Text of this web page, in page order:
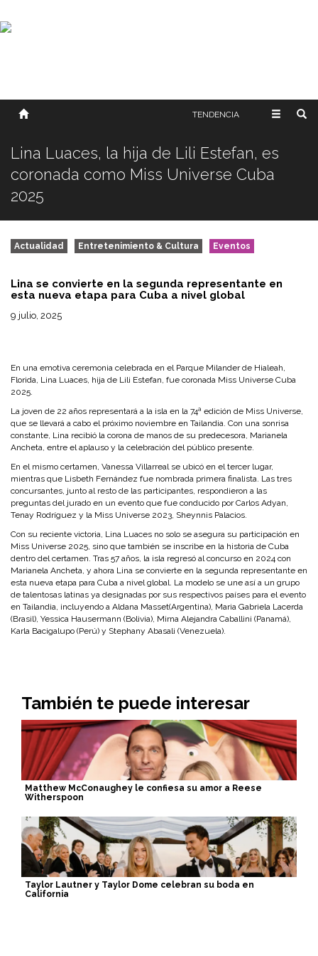
SOBRE NOSOTROS
TENDENCIA
Lina Luaces, la hija de Lili Estefan, es
coronada como Miss Universe Cuba
2025
Actualidad Entretenimiento & Cultura Eventos
Lina se convierte en la segunda representante en
esta nueva etapa para Cuba a nivel global
9 julio, 2025
En una emotiva ceremonia celebrada en el Parque Milander de Hialeah,
Florida, Lina Luaces, hija de Lili Estefan, fue coronada Miss Universe Cuba
2025.
La joven de 22 años representará a la isla en la 74ª edición de Miss Universe,
que se llevará a cabo el próximo noviembre en Tailandia. Con una sonrisa
constante, Lina recibió la corona de manos de su predecesora, Marianela
Ancheta, entre el aplauso y la celebración del público presente.
En el mismo certamen, Vanessa Villarrealse ubicó en el tercer lugar,
mientras que Lisbeth Fernández fue nombrada primera finalista. Las tres
concursantes, junto al resto de las participantes, respondieron a las
preguntas del jurado en un evento que fue conducido porCarlos Adyan,
Tenay Rodríguez y la Miss Universe 2023, Sheynnis Palacios.
Con su reciente victoria, Lina Luaces no solo se asegura su participación en
Miss Universe 2025, sino que también se inscribe en la historia de Cuba
dentro del certamen. Tras 57 años, la isla regresó al concurso en 2024 con
Marianela Ancheta, y ahora Lina se convierte en la segunda representante en
esta nueva etapa para Cuba a nivel global. La modelo se une así a un grupo
de talentosas latinas ya designadas por sus respectivos países para el evento
en Tailandia, incluyendo a Aldana Masset(Argentina), Maria Gabriela Lacerda
(Brasil), Yessica Hausermann (Bolivia), Mirna Alejandra Caballini (Panamá),
Karla Bacigalupo (Perú) y Stephany Abasali (Venezuela).
También te puede interesar
Matthew McConaughey le confiesa su amor a Reese
Witherspoon
Taylor Lautner y Taylor Dome celebran su boda en
California